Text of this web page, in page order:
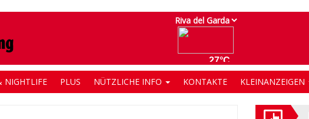
NIGHTLIFE PLUS NÜTZLICHE INFO KONTAKTE KLEINANZEIGEN